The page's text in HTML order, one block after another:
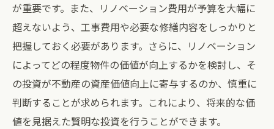
不動産専門家によるトラブル回避のための
重要なアドバイス
中古マンション購入時の契約書の重要ポイ
ント
トラブルを避けるための不動産プロの選び
方
が重要です。また、リノベーション費用が予算を大幅に
超えないよう、工事費用や必要な修繕内容をしっかりと
把握しておく必要があります。さらに、リノベーション
によってどの程度物件の価値が向上するかを検討し、そ
の投資が不動産の資産価値向上に寄与するのか、慎重に
判断することが求められます。これにより、将来的な価
値を見据えた賢明な投資を行うことができます。